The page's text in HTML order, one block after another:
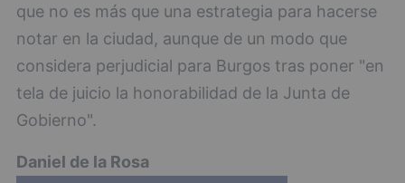
que no es más que una estrategia para hacerse
notar en la ciudad, aunque de un modo que
considera perjudicial para Burgos tras poner "en
tela de juicio la honorabilidad de la Junta de
Gobierno".
Daniel de la Rosa